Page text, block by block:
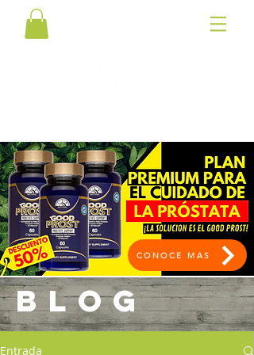
CONOCE MAS
BLOG
Entrada